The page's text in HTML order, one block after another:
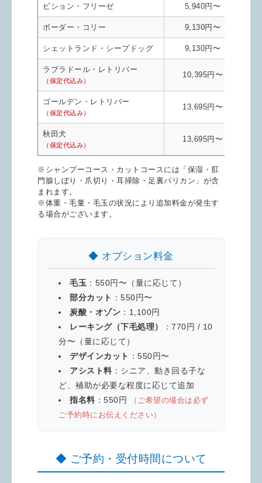
ビション・フリーゼ 5,940円〜
ボーダー・コリー 9,130円〜
シェットランド・シープドッグ 9,130円〜
ラブラドール・レトリバー
（保定代込み）
10,395円〜
ゴールデン・レトリバー
（保定代込み）
13,695円〜
秋田犬
（保定代込み）
13,695円〜
※シャンプーコース・カットコースには「保湿・肛
門腺しぼり・爪切り・耳掃除・足裏バリカン」が含
まれます。
※体重・毛量・毛玉の状況により追加料金が発生す
る場合がございます。
◆ オプション料金
毛玉 ：550円〜（量に応じて）
部分カット ：550円〜
炭酸・オゾン ：1,100円
レーキング（下毛処理）
：770円 / 10
分〜（量に応じて）
デザインカット ：550円〜
アシスト料 ：シニア、動き回る子な
ど、補助が必要な程度に応じて追加
指名料 ：550円
（ご希望の場合は必ず
ご予約時にお伝えください）
◆ ご予約・受付時間について